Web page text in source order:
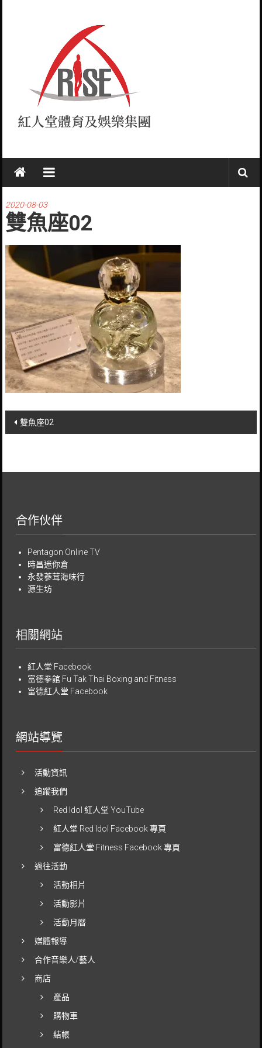
紅
人
堂
RISE
2020-08-03
雙魚座02
Post
雙魚座02
合作伙伴
Pentagon Online TV
時昌迷你倉
永發蔘茸海味行
源生坊
相關網站
紅人堂 Facebook
富德拳館 Fu Tak Thai Boxing and Fitness
富德紅人堂 Facebook
網站導覽
活動資訊
追蹤我們
Red Idol 紅人堂 YouTube
紅人堂 Red Idol Facebook 專頁
富德紅人堂 Fitness Facebook 專頁
過往活動
活動相片
活動影片
活動月曆
媒體報導
合作音樂人/藝人
商店
產品
購物車
結帳